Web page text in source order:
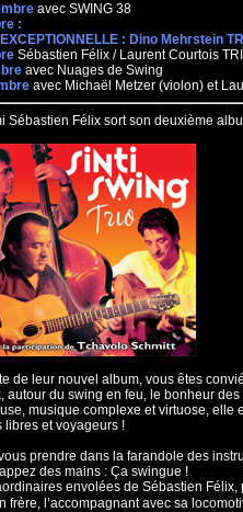
avec SWING 38
:
: Dino Mehrstein
Sébastien Félix / Laurent Courtois
avec Nuages de Swing
avec Michaël Metzer (violon) et
Sébastien Félix sort son deuxième
de leur nouvel album, vous êtes
autour du swing en feu, le bonheur
musique complexe et virtuose, elle
libres et voyageurs !
prendre dans la farandole des
des mains : Ça swingue !
envolées de Sébastien
frère, l’accompagnant avec sa